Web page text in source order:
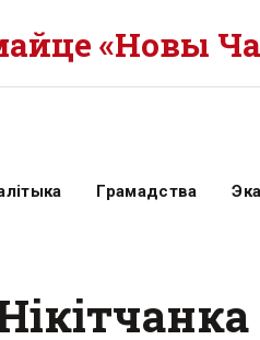
«Новы
Грамадства